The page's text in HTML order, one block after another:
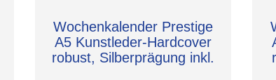
Wochenkalender Prestige
A5 Kunstleder-Hardcover
robust, Silberprägung inkl.